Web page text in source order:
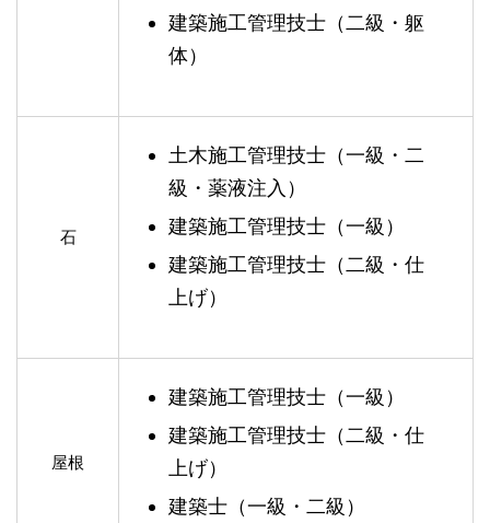
建築施工管理技士（二級・躯
体）
石
土木施工管理技士（一級・二
級・薬液注入）
建築施工管理技士（一級）
建築施工管理技士（二級・仕
上げ）
屋根
建築施工管理技士（一級）
建築施工管理技士（二級・仕
上げ）
建築士（一級・二級）